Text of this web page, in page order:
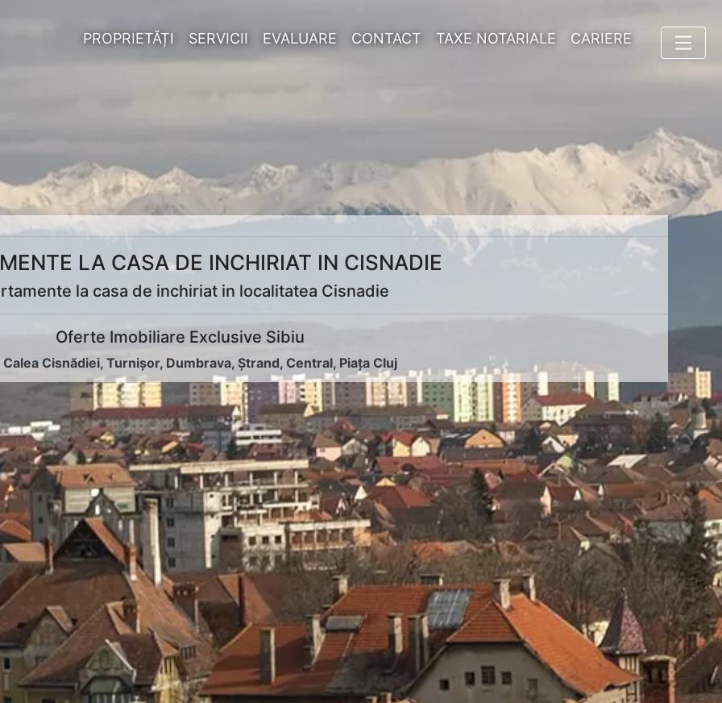
PROPRIETĂȚI SERVICII EVALUARE CONTACT TAXE NOTARIALE CARIERE
LA CASA DE INCHIRIAT IN CISNADIE
la casa de inchiriat in localitatea Cisnadie
Oferte Imobiliare Exclusive Sibiu
Calea Cisnădiei,Turnișor, Dumbrava,Ștrand,Central, Piața Cluj